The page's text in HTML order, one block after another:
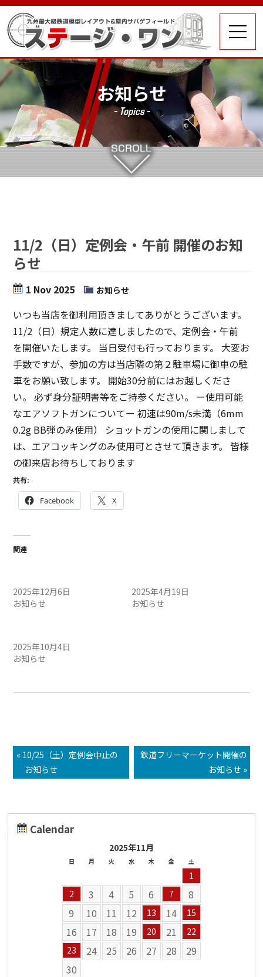
お知らせ
- Topics -
11/2（日）定例会・午前 開催のお知
らせ
1 Nov 2025 お知らせ
いつも当店を御利用頂きましてありがとうございます。
11/2（日）規定人数に達しましたので、定例会・午前
を開催いたします。 当日受付も行っております。 大変お
手数ですが、参加の方は当店隣の第２駐車場に御車の駐
車をお願い致します。 開始30分前にはお越しくださ
い。 必ず身分証明書等をご持参ください。 ー使用可能
なエアソフトガンについてー 初速は90m/s未満（6mm
0.2g BB弾のみ使用） ショットガンの使用に関しまして
は、エアコッキングのみ使用可とさせて頂きます。 皆様
の御来店お待ちしております
共有:
Facebook X
関連
2025年12月6日
お知らせ
2025年4月19日
お知らせ
2025年10月4日
お知らせ
« 10/25（土）定例会中止の
お知らせ
鉄道フリーマーケット開催の
お知らせ »
Calendar
2025年11月
日 月 火 水 木 金 土
1
2
3 4 5 6 7
8
9
10 11 12 13 14 15
16 17 18 19 20 21
22
23
24 25 26 27 28
29
30